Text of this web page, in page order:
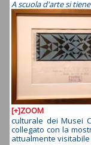
A scuola d'arte si
[+]ZOOM
culturale dei Musei
collegato con la
attualmente visitabile